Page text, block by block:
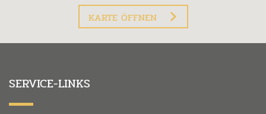
KARTE ÖFFNEN
SERVICE-LINKS